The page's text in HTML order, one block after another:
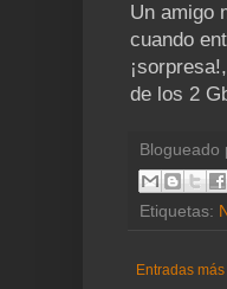
Un amigo
cuando
de los 2
Blogueado
Etiquetas:
Entradas